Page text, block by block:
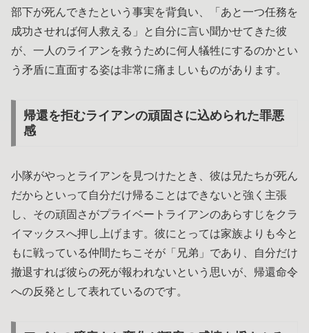
部下が死んできたという事実を背負い、「あと一つ任務を
成功させれば何人救える」と自分に言い聞かせてきた彼
が、一人のライアンを救うために何人犠牲にするのかとい
う矛盾に直面する姿は非常に痛ましいものがあります。
帰還を拒むライアンの頑固さに込められた罪悪
感
小隊がやっとライアンを見つけたとき、彼は兄たちが死ん
だからといって自分だけ帰ることはできないと強く主張
し、その頑固さがプライベートライアンのあらすじをクラ
イマックスへ押し上げます。彼にとっては家族よりも今と
もに戦っている仲間たちこそが「兄弟」であり、自分だけ
撤退すれば彼らの死が報われないという思いが、帰還命令
への反発として表れているのです。